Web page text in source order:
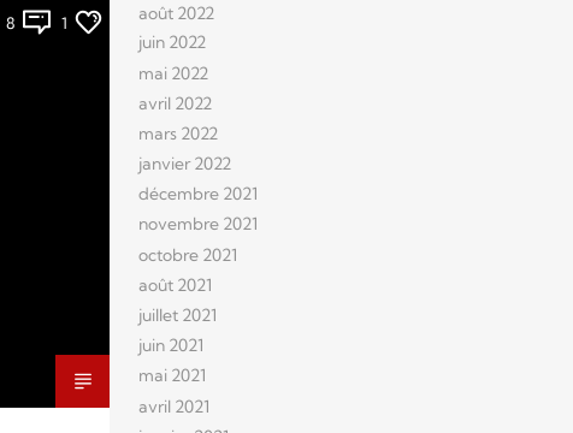
8 1
août 2022
juin 2022
mai 2022
avril 2022
mars 2022
janvier 2022
décembre 2021
novembre 2021
octobre 2021
août 2021
juillet 2021
juin 2021
mai 2021
avril 2021